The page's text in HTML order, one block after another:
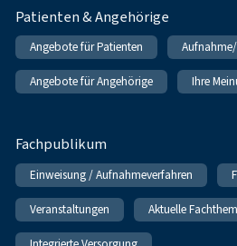
Patienten & Angehörige
Angebote für Patienten
Angebote für Angehörige Ihre
Fachpublikum
Einweisung / Aufnahmeverfahren
Veranstaltungen Aktuelle